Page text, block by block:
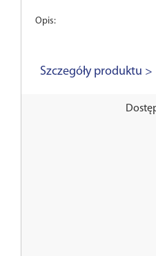
Opis:
Szczegóły produktu >